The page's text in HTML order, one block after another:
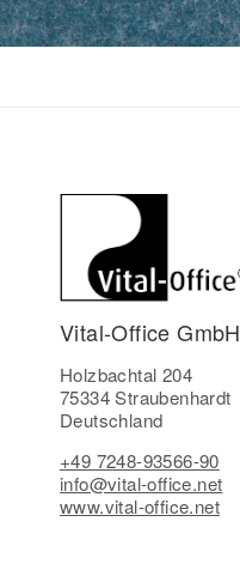
Vital-Office GmbH
Holzbachtal 204
75334 Straubenhardt
Deutschland
+49 7248-93566-90
info@vital-office.net
www.vital-office.net